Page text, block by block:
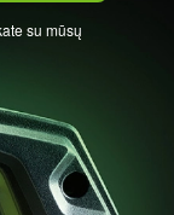
su mūsų